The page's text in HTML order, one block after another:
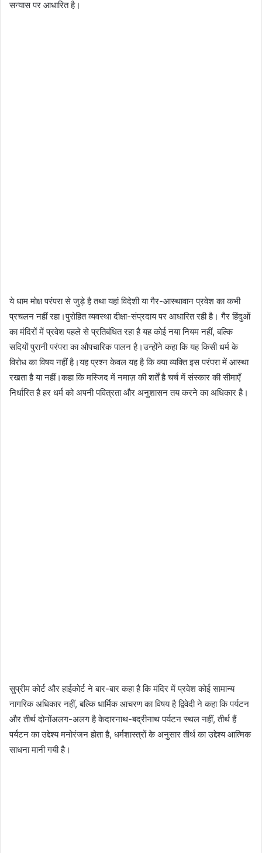
सन्यास पर आधारित है।
ये धाम मोक्ष परंपरा से जुड़े है तथा यहां विदेशी या गैर-आस्थावान प्रवेश का कभी
प्रचलन नहीं रहा।पुरोहित व्यवस्था दीक्षा-संप्रदाय पर आधारित रही है। गैर हिंदुओं
का मंदिरों में प्रवेश पहले से प्रतिबंधित रहा है यह कोई नया नियम नहीं, बल्कि
सदियों पुरानी परंपरा का औपचारिक पालन है।उन्होंने कहा कि यह किसी धर्म के
विरोध का विषय नहीं है।यह प्रश्न केवल यह है कि क्या व्यक्ति इस परंपरा में आस्था
रखता है या नहीं।कहा कि मस्जिद में नमाज़ की शर्तें है चर्च में संस्कार की सीमाएँ
निर्धारित है हर धर्म को अपनी पवित्रता और अनुशासन तय करने का अधिकार है।
सुप्रीम कोर्ट और हाईकोर्ट ने बार-बार कहा है कि मंदिर में प्रवेश कोई सामान्य
नागरिक अधिकार नहीं, बल्कि धार्मिक आचरण का विषय है द्विवेदी ने कहा कि पर्यटन
और तीर्थ दोनोंअलग-अलग है केदारनाथ-बद्रीनाथ पर्यटन स्थल नहीं, तीर्थ हैं
पर्यटन का उद्देश्य मनोरंजन होता है, धर्मशास्त्रों के अनुसार तीर्थ का उद्देश्य आत्मिक
साधना मानी गयी है।